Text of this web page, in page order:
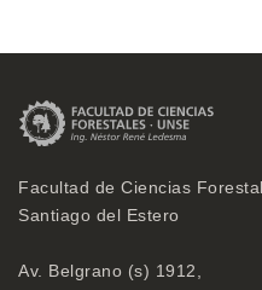
Facultad de Ciencias
Santiago del Estero
Av. Belgrano (s) 1912,